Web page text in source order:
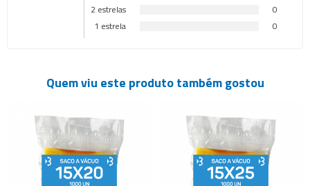
2 estrelas
0
1 estrela
0
Quem viu este produto também gostou